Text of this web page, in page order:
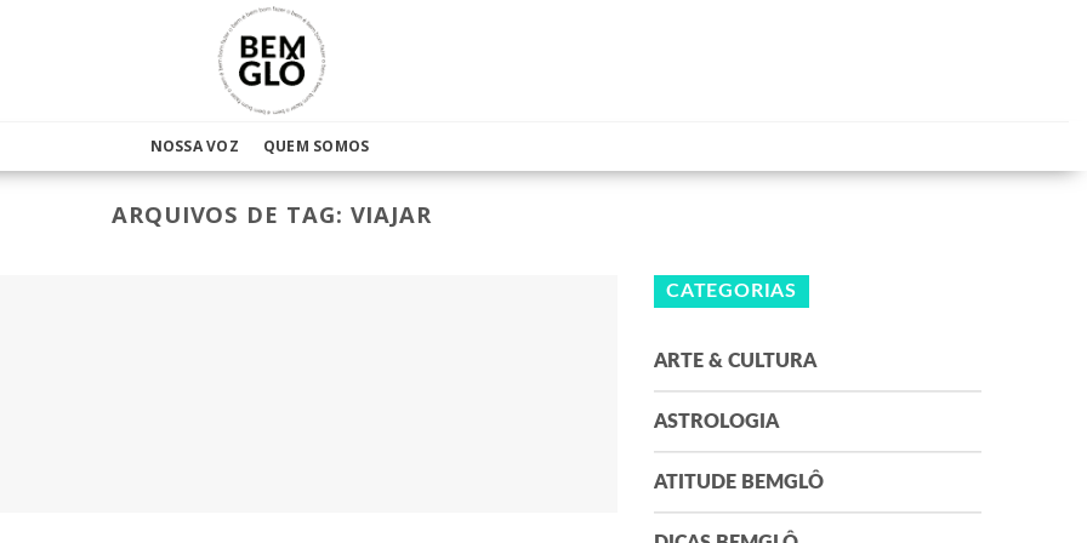
NOSSA VOZ QUEM SOMOS
ARQUIVOS DE TAG: VIAJAR
CATEGORIAS
ARTE & CULTURA
ASTROLOGIA
ATITUDE BEMGLÔ